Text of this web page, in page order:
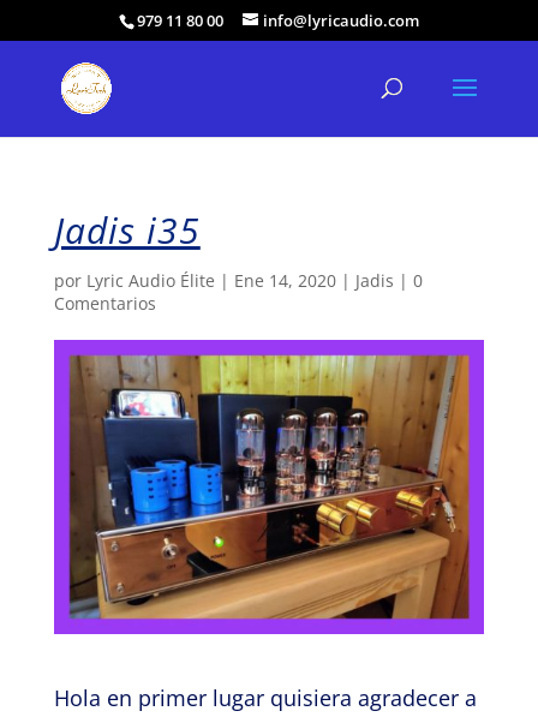
979 11 80 00 info@lyricaudio.com
Jadis i35
por Lyric Audio Élite | Ene 14, 2020| Jadis | 0
Comentarios
Hola en primer lugar quisiera agradecer a